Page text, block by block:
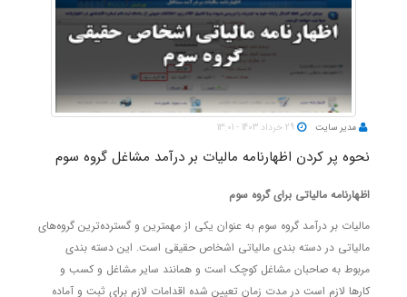
مدیر سایت 29 خرداد 1403 - 13:01
نحوه پر کردن اظهارنامه مالیات بر درآمد مشاغل گروه سوم
اظهارنامه مالیاتی برای گروه سوم
مالیات بر درآمد گروه سوم به عنوان یکی از مهمترین و گسترده‌ترین گروه‌های
مالیاتی در دسته بندی مالیاتی اشخاص حقیقی است. این دسته بندی
مربوط به صاحبان مشاغل کوچک است و همانند سایر مشاغل و کسب و
کارها لازم است در مدت زمان تعیین شده اقدامات لازم برای ثبت و آماده